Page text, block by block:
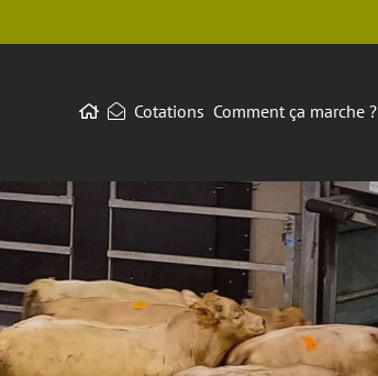
Cotations Comment ça marche ?